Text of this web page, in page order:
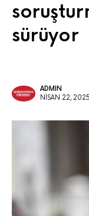
sürüyor
ADMIN
NISAN 22, 2025